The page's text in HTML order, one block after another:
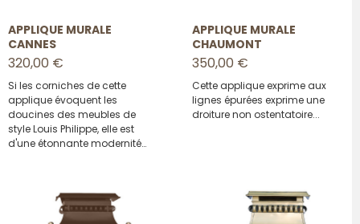
APPLIQUE MURALE
CANNES
320,00 €
Si les corniches de cette
applique évoquent les
doucines des meubles de
style Louis Philippe, elle est
d'une étonnante modernité…
APPLIQUE MURALE
CHAUMONT
350,00 €
Cette applique exprime aux
lignes épurées exprime une
droiture non ostentatoire...